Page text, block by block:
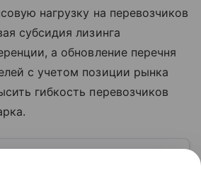
нагрузку на перевозчиков
субсидия лизинга
а обновление перечня
с учетом позиции рынка
гибкость перевозчиков